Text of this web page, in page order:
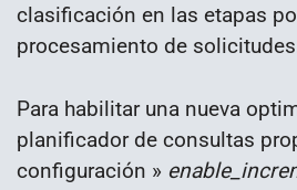
clasificación en las etapas
procesamiento de
Para habilitar una nueva
planificador de consultas
configuración »